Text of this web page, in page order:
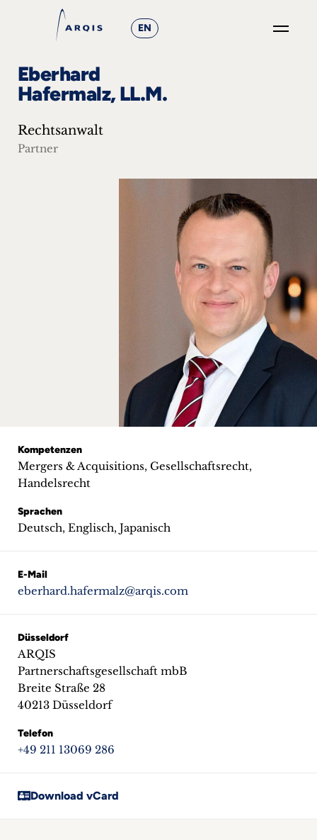
EN
Fokusgruppen
+
+
Team
Presseanfragen
Eberhard
Hafermalz, LL.M.
Rechtsanwalt
Partner
Kompetenzen
Mergers & Acquisitions, Gesellschaftsrecht,
Handelsrecht
Sprachen
Deutsch, Englisch, Japanisch
E-Mail
eberhard.hafermalz@arqis.com
Düsseldorf
ARQIS
Partnerschaftsgesellschaft mbB
Breite Straße 28
40213 Düsseldorf
Telefon
+49 211 13069 286
Download vCard